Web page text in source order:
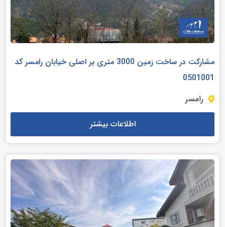
مشارکت در ساخت زمین 3000 متری بر اصلی خیابان رامسر کد
0501001
رامسر
اطلاعات بیشتر